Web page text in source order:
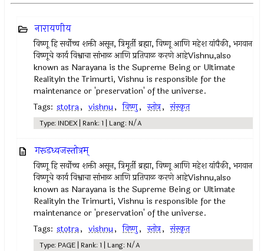
नारायणीय
विष्णू हि सर्वोच्च शक्ती असून, त्रिमूर्ती ब्रह्मा, विष्णू आणि महेश यांपैकी, भगवान
विष्णूचे कार्य विश्वाचा सांभाळ आणि प्रतिपाळ करणे आहेVishnu,also
known as Narayana is the Supreme Being or Ultimate
RealityIn the Trimurti, Vishnu is responsible for the
maintenance or 'preservation' of the universe.
Tags: stotra, vishnu, विष्णु, स्तोत्र, संस्कृत
Type: INDEX | Rank: 1 | Lang: N/A
गरूडध्वजस्तोत्रम्
विष्णू हि सर्वोच्च शक्ती असून, त्रिमूर्ती ब्रह्मा, विष्णू आणि महेश यांपैकी, भगवान
विष्णूचे कार्य विश्वाचा सांभाळ आणि प्रतिपाळ करणे आहेVishnu,also
known as Narayana is the Supreme Being or Ultimate
RealityIn the Trimurti, Vishnu is responsible for the
maintenance or 'preservation' of the universe.
Tags: stotra, vishnu, विष्णु, स्तोत्र, संस्कृत
Type: PAGE | Rank: 1 | Lang: N/A